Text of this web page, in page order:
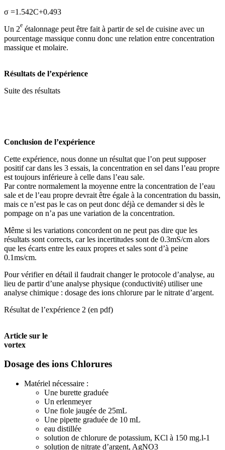
σ =1.542C+0.493
Un 2e étalonnage peut être fait à partir de sel de cuisine avec un
pourcentage massique connu donc une relation entre concentration
massique et molaire.
Résultats de l’expérience
Suite des résultats
Conclusion de l’expérience
Cette expérience, nous donne un résultat que l’on peut supposer
positif car dans les 3 essais, la concentration en sel dans l’eau propre
est toujours inférieure à celle dans l’eau sale.
Par contre normalement la moyenne entre la concentration de l’eau
sale et de l’eau propre devrait être égale à la concentration du bassin,
mais ce n’est pas le cas on peut donc déjà ce demander si dès le
pompage on n’a pas une variation de la concentration.
Même si les variations concordent on ne peut pas dire que les
résultats sont corrects, car les incertitudes sont de 0.3mS/cm alors
que les écarts entre les eaux propres et sales sont d’à peine
0.1ms/cm.
Pour vérifier en détail il faudrait changer le protocole d’analyse, au
lieu de partir d’une analyse physique (conductivité) utiliser une
analyse chimique : dosage des ions chlorure par le nitrate d’argent.
Résultat de l’expérience 2 (en pdf)
Article sur le
vortex
Dosage des ions Chlorures
Matériel nécessaire :
Une burette graduée
Un erlenmeyer
Une fiole jaugée de 25mL
Une pipette graduée de 10 mL
eau distillée
solution de chlorure de potassium, KCl à 150 mg.l-1
solution de nitrate d’argent, AgNO3